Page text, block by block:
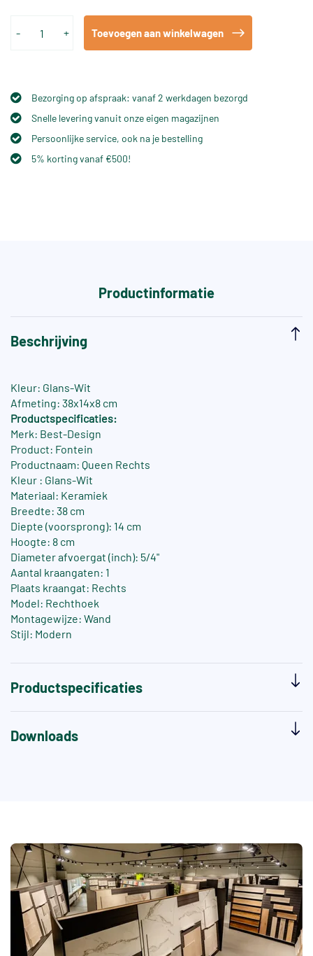
- + Toevoegen aan winkelwagen
Bezorging op afspraak: vanaf 2 werkdagen bezorgd
Snelle levering vanuit onze eigen magazijnen
Persoonlijke service, ook na je bestelling
5% korting vanaf €500!
Productinformatie
Beschrijving
Kleur: Glans-Wit
Afmeting: 38x14x8 cm
Productspecificaties:
Merk: Best-Design
Product: Fontein
Productnaam: Queen Rechts
Kleur : Glans-Wit
Materiaal: Keramiek
Breedte: 38 cm
Diepte (voorsprong): 14 cm
Hoogte: 8 cm
Diameter afvoergat (inch): 5/4"
Aantal kraangaten: 1
Plaats kraangat: Rechts
Model: Rechthoek
Montagewijze: Wand
Stijl: Modern
Productspecificaties
Downloads